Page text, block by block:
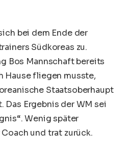
bei dem Ende der
Südkoreas zu.
Bos Mannschaft bereits
Hause fliegen musste,
Staatsoberhaupt
Das Ergebnis der WM sei
Wenig später
und trat zurück.